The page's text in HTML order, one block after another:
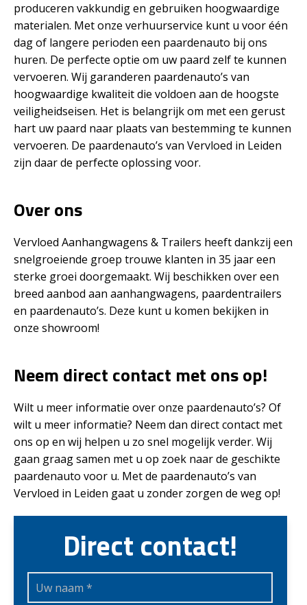
produceren vakkundig en gebruiken hoogwaardige
materialen. Met onze verhuurservice kunt u voor één
dag of langere perioden een paardenauto bij ons
huren. De perfecte optie om uw paard zelf te kunnen
vervoeren. Wij garanderen paardenauto’s van
hoogwaardige kwaliteit die voldoen aan de hoogste
veiligheidseisen. Het is belangrijk om met een gerust
hart uw paard naar plaats van bestemming te kunnen
vervoeren. De paardenauto’s van Vervloed in Leiden
zijn daar de perfecte oplossing voor.
Over ons
Vervloed Aanhangwagens & Trailers heeft dankzij een
snelgroeiende groep trouwe klanten in 35 jaar een
sterke groei doorgemaakt. Wij beschikken over een
breed aanbod aan aanhangwagens, paardentrailers
en paardenauto’s. Deze kunt u komen bekijken in
onze showroom!
Neem direct contact met ons op!
Wilt u meer informatie over onze paardenauto’s? Of
wilt u meer informatie? Neem dan direct contact met
ons op en wij helpen u zo snel mogelijk verder. Wij
gaan graag samen met u op zoek naar de geschikte
paardenauto voor u. Met de paardenauto’s van
Vervloed in Leiden gaat u zonder zorgen de weg op!
Direct contact!